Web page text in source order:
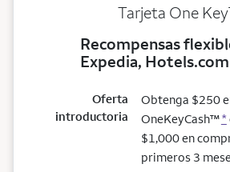
Tarjeta One Key
Recompensas
Expedia,
Oferta
introductoria
Obtenga $250
OneKeyCash™*
$1,000 en
primeros 3